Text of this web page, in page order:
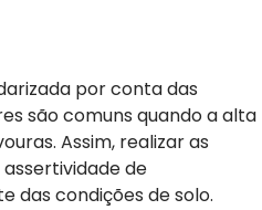
por conta das
são comuns quando a alta
Assim, realizar as
de
das condições de solo.